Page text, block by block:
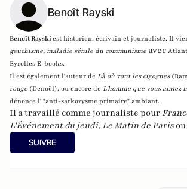
Benoît Rayski
Benoît Rayskiest historien, écrivain et journaliste. Il
gauchisme, maladie sénile du communisme avec
Eyrolles E-books.
Il est également l'auteur de Là où vont les cigognes
rouge (Denoël), ou encore de L'homme que vous aimez
dénonce l' "anti-sarkozysme primaire" ambiant.
Il a travaillé comme journaliste pour
L'Événement du jeudi, Le Matin de Parisou
SUIVRE